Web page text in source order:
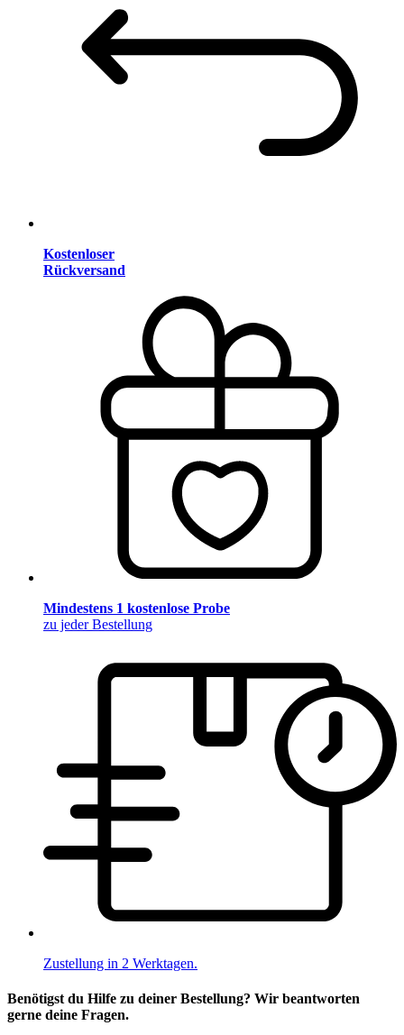
Kostenloser
Rückversand
Mindestens 1 kostenlose Probe
zu jeder Bestellung
Zustellung in 2 Werktagen.
Benötigst du Hilfe zu deiner Bestellung? Wir beantworten
gerne deine Fragen.